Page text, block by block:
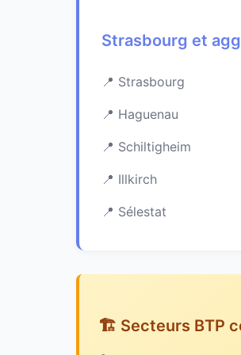
Strasbourg et
Strasbourg
Haguenau
Schiltigheim
Illkirch
Sélestat
🏗️ Secteurs BTP